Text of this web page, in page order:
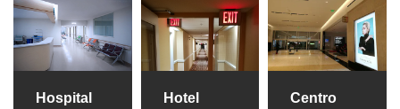
Hospital Hotel
Centro